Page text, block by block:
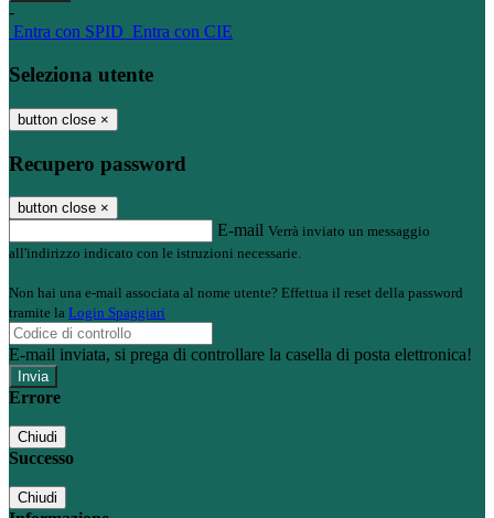
-
Entra con SPID Entra con CIE
Seleziona utente
button close ×
Recupero password
button close ×
E-mail Verrà inviato un messaggio
all'indirizzo indicato con le istruzioni necessarie.
Non hai una e-mail associata al nome utente? Effettua il reset della password
tramite la Login Spaggiari
E-mail inviata, si prega di controllare la casella di posta elettronica!
Errore
Chiudi
Successo
Chiudi